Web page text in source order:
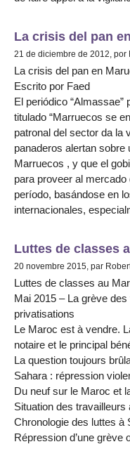
La crisis del pan
21 de diciembre de 2012, por
La crisis del pan en
Escrito por Faed
El periódico
titulado “Marruecos se
patronal del sector da la
panaderos alertan sobre
Marruecos , y que el
para proveer al
período, basándose en
internacionales,
Luttes de classes
20 novembre 2015, par
Luttes de classes au
Mai 2015 – La grève
privatisations
Le Maroc est à vendre.
notaire et le principal
La question toujours
Sahara : répression
Du neuf sur le Maroc et
Situation des
Chronologie des luttes à
Répression d’une